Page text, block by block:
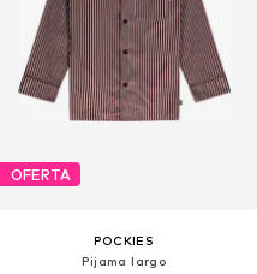
OFERTA
POCKIES
Pijama largo